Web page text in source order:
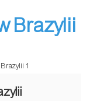
Brazylii